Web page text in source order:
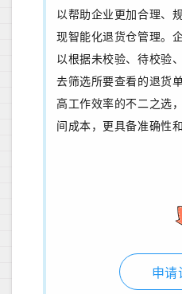
以帮助企业更加合理、
现智能化退货仓管理。
以根据未校验、待校验
去筛选所要查看的退货
高工作效率的不二之选
间成本，更具备准确性
申请